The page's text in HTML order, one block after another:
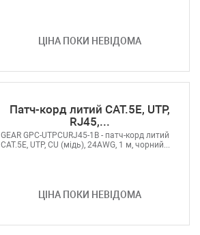
ЦІНА ПОКИ НЕВІДОМА
Патч-корд литий САТ.5E, UTP,
RJ45,...
ЦІНА ПОКИ НЕВІДОМА
GEAR GPC-UTPCURJ45-1B - патч-корд литий
САТ.5E, UTP, CU (мідь), 24AWG, 1 м, чорний...